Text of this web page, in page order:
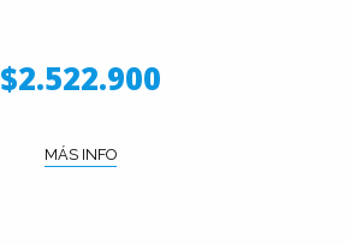
$2.522.900
MÁS INFO